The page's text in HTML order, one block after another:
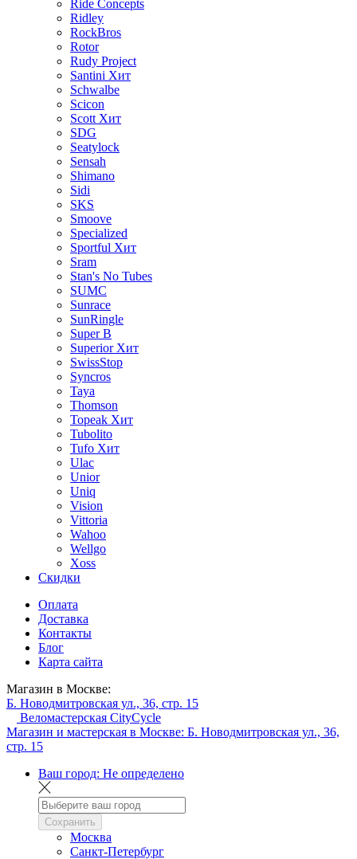
Ride Concepts
Ridley
RockBros
Rotor
Rudy Project
Santini Хит
Schwalbe
Scicon
Scott Хит
SDG
Seatylock
Sensah
Shimano
Sidi
SKS
Smoove
Specialized
Sportful Хит
Sram
Stan's No Tubes
SUMC
Sunrace
SunRingle
Super B
Superior Хит
SwissStop
Syncros
Taya
Thomson
Topeak Хит
Tubolito
Tufo Хит
Ulac
Unior
Uniq
Vision
Vittoria
Wahoo
Wellgo
Xoss
Скидки
Оплата
Доставка
Контакты
Блог
Карта сайта
Магазин в Москве:
Б. Новодмитровская ул., 36, стр. 15
Веломастерская CityCycle
Магазин и мастерская в Москве: Б. Новодмитровская ул., 36,
стр. 15
Ваш город: Не определено
Сохранить
Москва
Санкт-Петербург